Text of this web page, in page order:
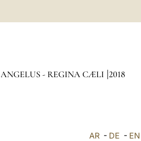
ANGELUS - REGINA CÆLI 2018
AR- DE - EN